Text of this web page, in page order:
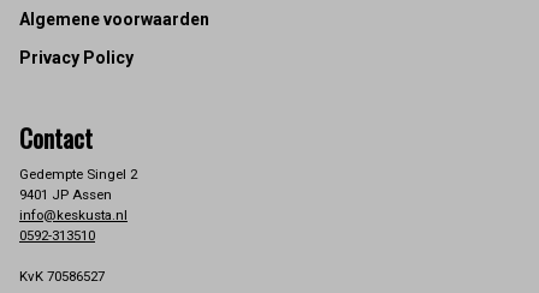
Footer
Algemene voorwaarden
Privacy Policy
Contact
Gedempte Singel 2
9401 JP Assen
info@keskusta.nl
0592-313510
KvK 70586527